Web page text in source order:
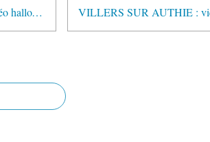
VILLERS SUR AUTHIE : vidéo halloween 2008